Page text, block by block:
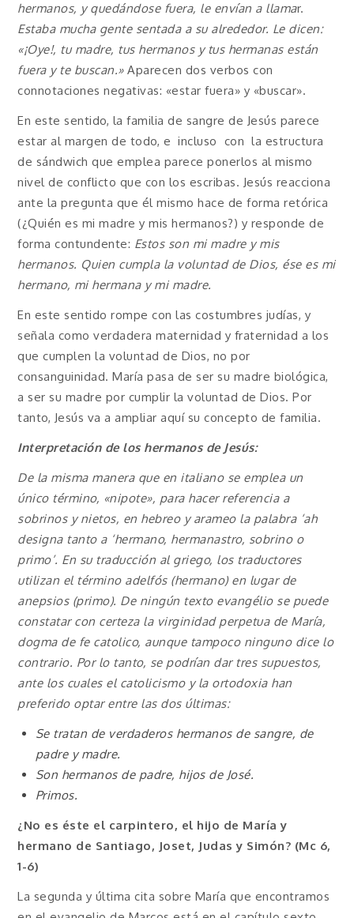
hermanos, y quedándose fuera, le envían a llamar.
Estaba mucha gente sentada a su alrededor. Le dicen:
«¡Oye!, tu madre, tus hermanos y tus hermanas están
fuera y te buscan.»Aparecen dos verbos con
connotaciones negativas: «estar fuera» y «buscar».
En este sentido, la familia de sangre de Jesús parece
estar al margen de todo, e incluso con la estructura
de sándwich que emplea parece ponerlos al mismo
nivel de conflicto que con los escribas. Jesús reacciona
ante la pregunta que él mismo hace de forma retórica
(¿Quién es mi madre y mis hermanos?) y responde de
forma contundente: Estos son mi madre y mis
hermanos. Quien cumpla la voluntad de Dios, ése es mi
hermano, mi hermana y mi madre.
En este sentido rompe con las costumbres judías, y
señala como verdadera maternidad y fraternidad a los
que cumplen la voluntad de Dios, no por
consanguinidad. María pasa de ser su madre biológica,
a ser su madre por cumplir la voluntad de Dios. Por
tanto, Jesús va a ampliar aquí su concepto de familia.
Interpretación de los hermanos de Jesús:
De la misma manera que en italiano se emplea un
único término, «nipote», para hacer referencia a
sobrinos y nietos, en hebreo y arameo la palabra ‘ah
designa tanto a ‘hermano, hermanastro, sobrino o
primo’. En su traducción al griego, los traductores
utilizan el término adelfós (hermano) en lugar de
anepsios (primo). De ningún texto evangélio se puede
constatar con certeza la virginidad perpetua de María,
dogma de fe catolico, aunque tampoco ninguno dice lo
contrario. Por lo tanto, se podrían dar tres supuestos,
ante los cuales el catolicismo y la ortodoxia han
preferido optar entre las dos últimas:
Se tratan de verdaderos hermanos de sangre, de
padre y madre.
Son hermanos de padre, hijos de José.
Primos.
¿No es éste el carpintero, el hijo de María y
hermano de Santiago, Joset, Judas y Simón? (Mc 6,
1-6)
La segunda y última cita sobre María que encontramos